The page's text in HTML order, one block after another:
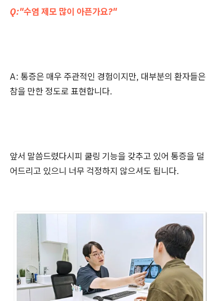
Q:"수염 제모 많이 아픈가요?"
A: 통증은 매우 주관적인 경험이지만, 대부분의 환자들은
참을 만한 정도로 표현합니다.
앞서 말씀드렸다시피 쿨링 기능을 갖추고 있어 통증을 덜
어드리고 있으니 너무 걱정하지 않으셔도 됩니다.